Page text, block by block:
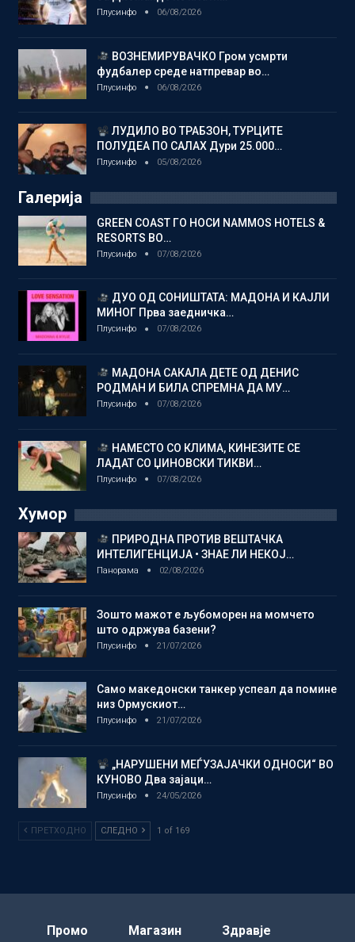
Плусинфо 06/08/2026
ВОЗНЕМИРУВАЧКО Гром усмрти
фудбалер среде натпревар во…
Плусинфо 06/08/2026
ЛУДИЛО ВО ТРАБЗОН, ТУРЦИТЕ
ПОЛУДЕА ПО САЛАХ Дури 25.000…
Плусинфо 05/08/2026
Галерија
GREEN COAST ГО НОСИ NAMMOS HOTELS &
RESORTS ВО…
Плусинфо 07/08/2026
ДУО ОД СОНИШТАТА: МАДОНА И КАЈЛИ
МИНОГ Прва заедничка…
Плусинфо 07/08/2026
МАДОНА САКАЛА ДЕТЕ ОД ДЕНИС
РОДМАН И БИЛА СПРЕМНА ДА МУ…
Плусинфо 07/08/2026
НАМЕСТО СО КЛИМА, КИНЕЗИТЕ СЕ
ЛАДАТ СО ЏИНОВСКИ ТИКВИ…
Плусинфо 07/08/2026
Хумор
ПРИРОДНА ПРОТИВ ВЕШТАЧКА
ИНТЕЛИГЕНЦИЈА • ЗНАЕ ЛИ НЕКОЈ…
Панорама 02/08/2026
Зошто мажот е љубоморен на момчето
што одржува базени?
Плусинфо 21/07/2026
Само македонски танкер успеал да помине
низ Ормускиот…
Плусинфо 21/07/2026
„НАРУШЕНИ МЕЃУЗАЈАЧКИ ОДНОСИ“ ВО
КУНОВО Два зајаци…
Плусинфо 24/05/2026
ПРЕТХОДНО СЛЕДНО 1 of 169
Промо Магазин Здравје